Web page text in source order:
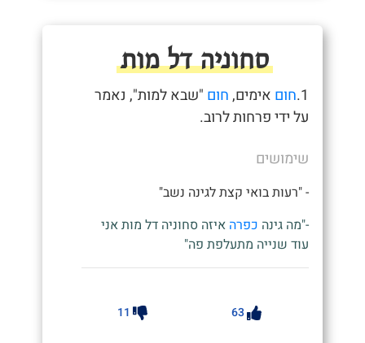
סחוניה דל מות
1. חום אימים,חום "שבא למות", נאמר
על ידי פרחות לרוב.
שימושים
- "רעות בואי קצת לגינה נשב"
-"מה גינה כפרה איזה סחוניה דל מות אני
עוד שנייה מתעלפת פה"
63
11